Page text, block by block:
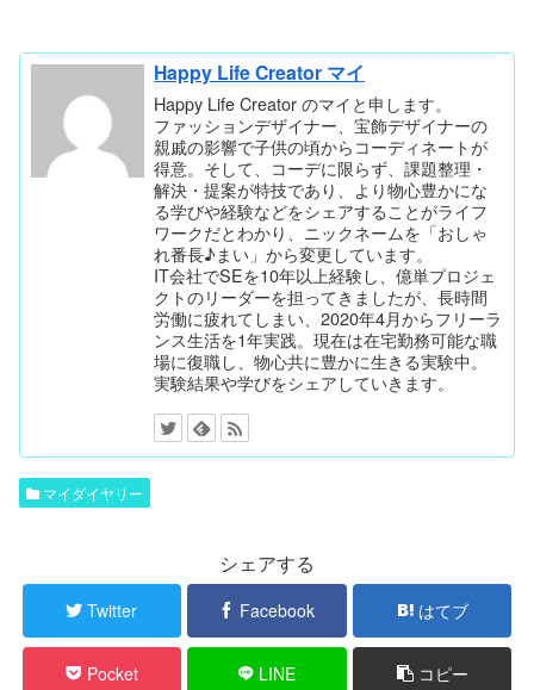
Happy Life Creator マイ
Happy Life Creator のマイと申します。
ファッションデザイナー、宝飾デザイナーの
親戚の影響で子供の頃からコーディネートが
得意。そして、コーデに限らず、課題整理・
解決・提案が特技であり、より物心豊かにな
る学びや経験などをシェアすることがライフ
ワークだとわかり、ニックネームを「おしゃ
れ番長♪まい」から変更しています。
IT会社でSEを10年以上経験し、億単プロジェ
クトのリーダーを担ってきましたが、長時間
労働に疲れてしまい、2020年4月からフリーラ
ンス生活を1年実践。現在は在宅勤務可能な職
場に復職し、物心共に豊かに生きる実験中。
実験結果や学びをシェアしていきます。
マイダイヤリー
シェアする
Twitter Facebook はてブ
Pocket LINE コピー